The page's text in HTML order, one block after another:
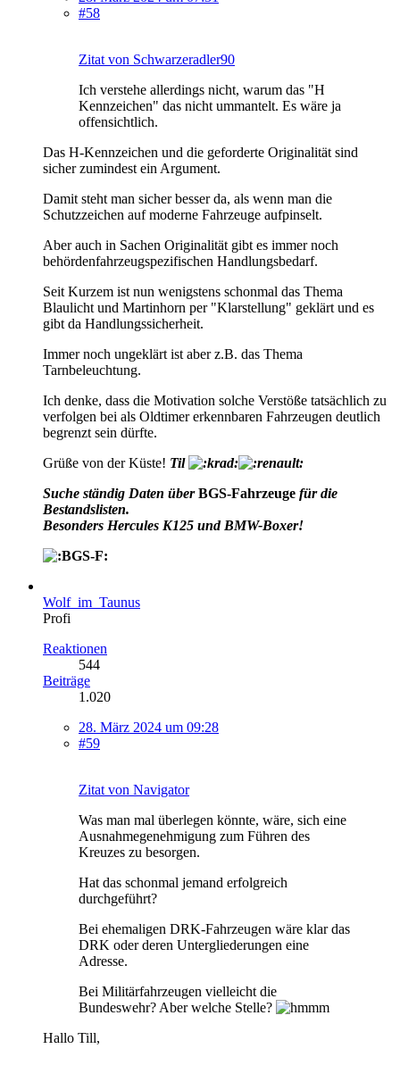
#58
Zitat von Schwarzeradler90
Ich verstehe allerdings nicht, warum das "H
Kennzeichen" das nicht ummantelt. Es wäre ja
offensichtlich.
Das H-Kennzeichen und die geforderte Originalität sind
sicher zumindest ein Argument.
Damit steht man sicher besser da, als wenn man die
Schutzzeichen auf moderne Fahrzeuge aufpinselt.
Aber auch in Sachen Originalität gibt es immer noch
behördenfahrzeugspezifischen Handlungsbedarf.
Seit Kurzem ist nun wenigstens schonmal das Thema
Blaulicht und Martinhorn per "Klarstellung" geklärt und es
gibt da Handlungssicherheit.
Immer noch ungeklärt ist aber z.B. das Thema
Tarnbeleuchtung.
Ich denke, dass die Motivation solche Verstöße tatsächlich zu
verfolgen bei als Oldtimer erkennbaren Fahrzeugen deutlich
begrenzt sein dürfte.
Grüße von der Küste! Til
Suche ständig Daten überBGS-Fahrzeuge für die
Bestandslisten.
Besonders Hercules K125 und BMW-Boxer!
Wolf_im_Taunus
Profi
Reaktionen
544
Beiträge
1.020
28. März 2024 um 09:28
#59
Zitat von Navigator
Was man mal überlegen könnte, wäre, sich eine
Ausnahmegenehmigung zum Führen des
Kreuzes zu besorgen.
Hat das schonmal jemand erfolgreich
durchgeführt?
Bei ehemaligen DRK-Fahrzeugen wäre klar das
DRK oder deren Untergliederungen eine
Adresse.
Bei Militärfahrzeugen vielleicht die
Bundeswehr? Aber welche Stelle?
Hallo Till,